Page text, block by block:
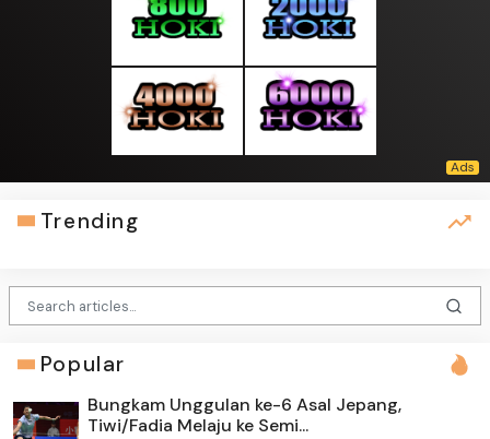
Trending
Popular
Bungkam Unggulan ke-6 Asal Jepang,
Tiwi/Fadia Melaju ke Semi...